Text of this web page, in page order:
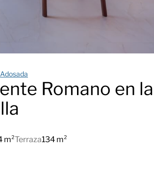
Adosada
Romano en la
m²Terraza134 m²